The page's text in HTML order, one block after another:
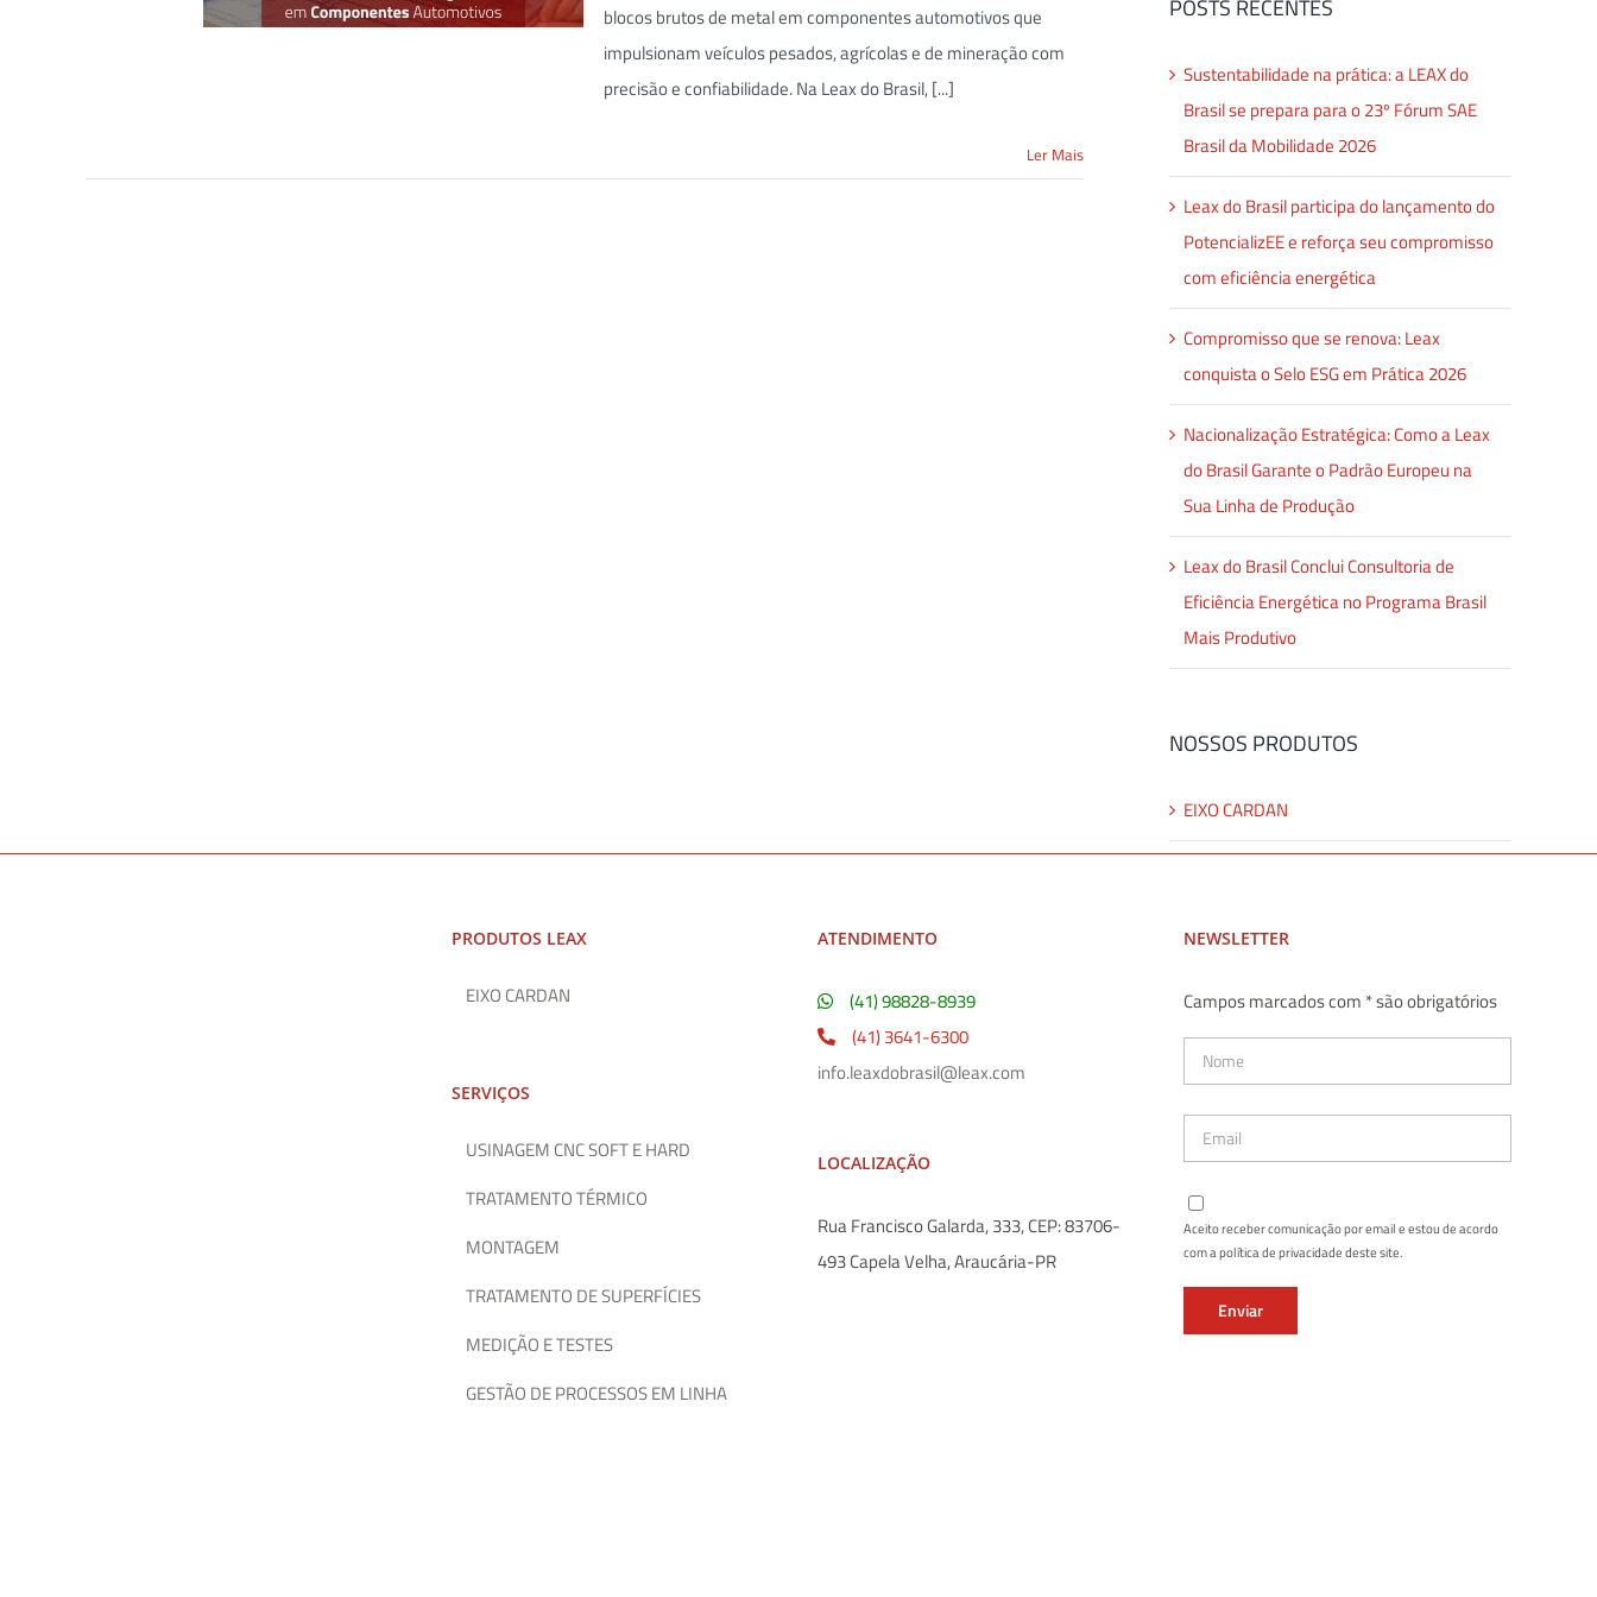
blocos brutos de metal em componentes automotivos que
impulsionam veículos pesados, agrícolas e de mineração com
precisão e confiabilidade. Na Leax do Brasil, [...]
Ler Mais
POSTS RECENTES
Sustentabilidade na prática: a LEAX do
Brasil se prepara para o 23º Fórum SAE
Brasil da Mobilidade 2026
Leax do Brasil participa do lançamento do
PotencializEE e reforça seu compromisso
com eficiência energética
Compromisso que se renova: Leax
conquista o Selo ESG em Prática 2026
Nacionalização Estratégica: Como a Leax
do Brasil Garante o Padrão Europeu na
Sua Linha de Produção
Leax do Brasil Conclui Consultoria de
Eficiência Energética no Programa Brasil
Mais Produtivo
NOSSOS PRODUTOS
EIXO CARDAN
PRODUTOS LEAX
EIXO CARDAN
SERVIÇOS
USINAGEM CNC SOFT E HARD
TRATAMENTO TÉRMICO
MONTAGEM
TRATAMENTO DE SUPERFÍCIES
MEDIÇÃO E TESTES
GESTÃO DE PROCESSOS EM LINHA
ATENDIMENTO
(41) 98828-8939
(41) 3641-6300
info.leaxdobrasil@leax.com
LOCALIZAÇÃO
Rua Francisco Galarda, 333, CEP: 83706-
493 Capela Velha, Araucária-PR
NEWSLETTER
Campos marcados com * são obrigatórios
Aceito receber comunicação por email e estou de acordo
com a política de privacidade deste site.